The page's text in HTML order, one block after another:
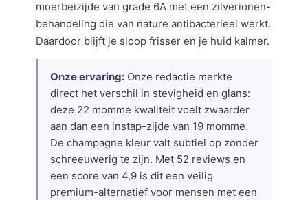
moerbeizijde van grade 6A met een zilverionen-
behandeling die van nature antibacterieel werkt.
Daardoor blijft je sloop frisser en je huid kalmer.
Onze ervaring: Onze redactie merkte
direct het verschil in stevigheid en glans:
deze 22 momme kwaliteit voelt zwaarder
aan dan een instap-zijde van 19 momme.
De champagne kleur valt subtiel op zonder
schreeuwerig te zijn. Met 52 reviews en
een score van 4,9 is dit een veilig
premium-alternatief voor mensen met een